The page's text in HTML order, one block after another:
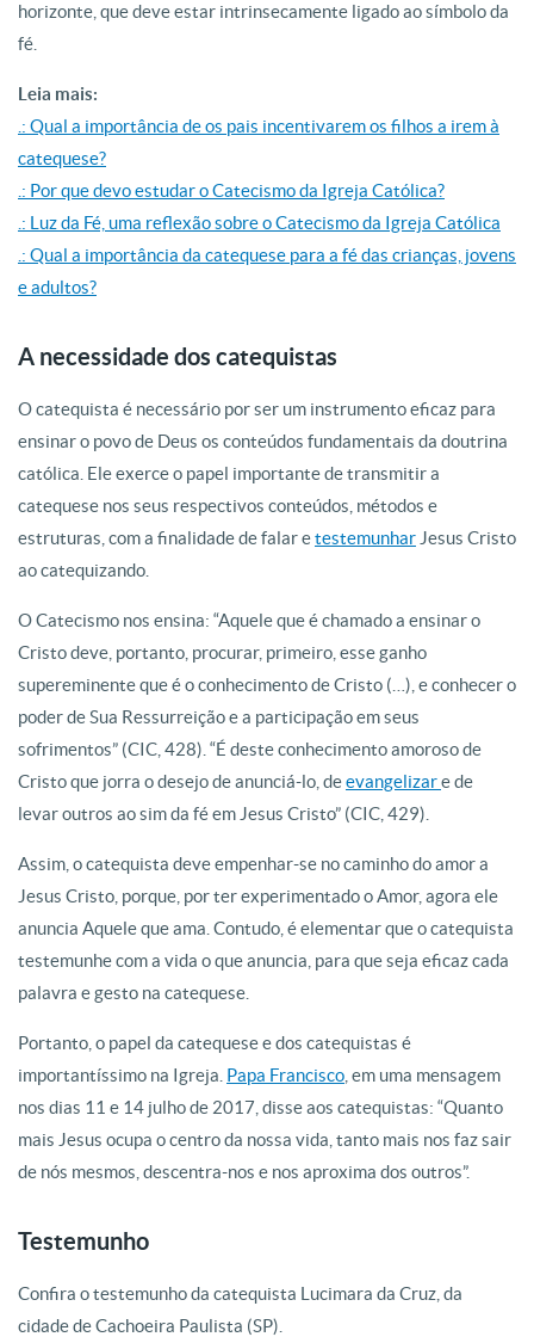
horizonte, que deve estar intrinsecamente ligado ao símbolo da
fé.
Leia mais:
.: Qual a importância de os pais incentivarem os filhos a irem à
catequese?
.: Por que devo estudar o Catecismo da Igreja Católica?
.: Luz da Fé, uma reflexão sobre o Catecismo da Igreja Católica
.: Qual a importância da catequese para a fé das crianças, jovens
e adultos?
A necessidade dos catequistas
O catequista é necessário por ser um instrumento eficaz para
ensinar o povo de Deus os conteúdos fundamentais da doutrina
católica. Ele exerce o papel importante de transmitir a
catequese nos seus respectivos conteúdos, métodos e
estruturas, com a finalidade de falar etestemunhar Jesus Cristo
ao catequizando.
O Catecismo nos ensina: “Aquele que é chamado a ensinar o
Cristo deve, portanto, procurar, primeiro, esse ganho
supereminente que é o conhecimento de Cristo (…), e conhecer o
poder de Sua Ressurreição e a participação em seus
sofrimentos” (CIC, 428). “É deste conhecimento amoroso de
Cristo que jorra o desejo de anunciá-lo, deevangelizare de
levar outros ao sim da fé em Jesus Cristo” (CIC, 429).
Assim, o catequista deve empenhar-se no caminho do amor a
Jesus Cristo, porque, por ter experimentado o Amor, agora ele
anuncia Aquele que ama. Contudo, é elementar que o catequista
testemunhe com a vida o que anuncia, para que seja eficaz cada
palavra e gesto na catequese.
Portanto, o papel da catequese e dos catequistas é
importantíssimo na Igreja. Papa Francisco , em uma mensagem
nos dias 11 e 14 julho de 2017, disse aos catequistas: “Quanto
mais Jesus ocupa o centro da nossa vida, tanto mais nos faz sair
de nós mesmos, descentra-nos e nos aproxima dos outros”.
Testemunho
Confira o testemunho da catequista Lucimara da Cruz, da
cidade de Cachoeira Paulista (SP).